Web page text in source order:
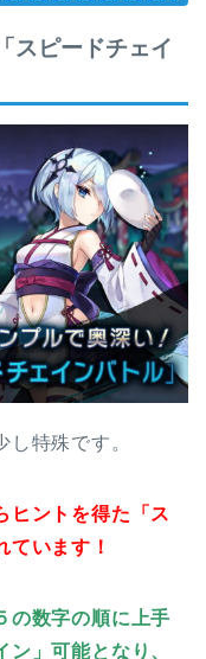
スピードチェイ
特殊です。
ヒントを得た「ス
ています！
の数字の順に上手
」可能となり、